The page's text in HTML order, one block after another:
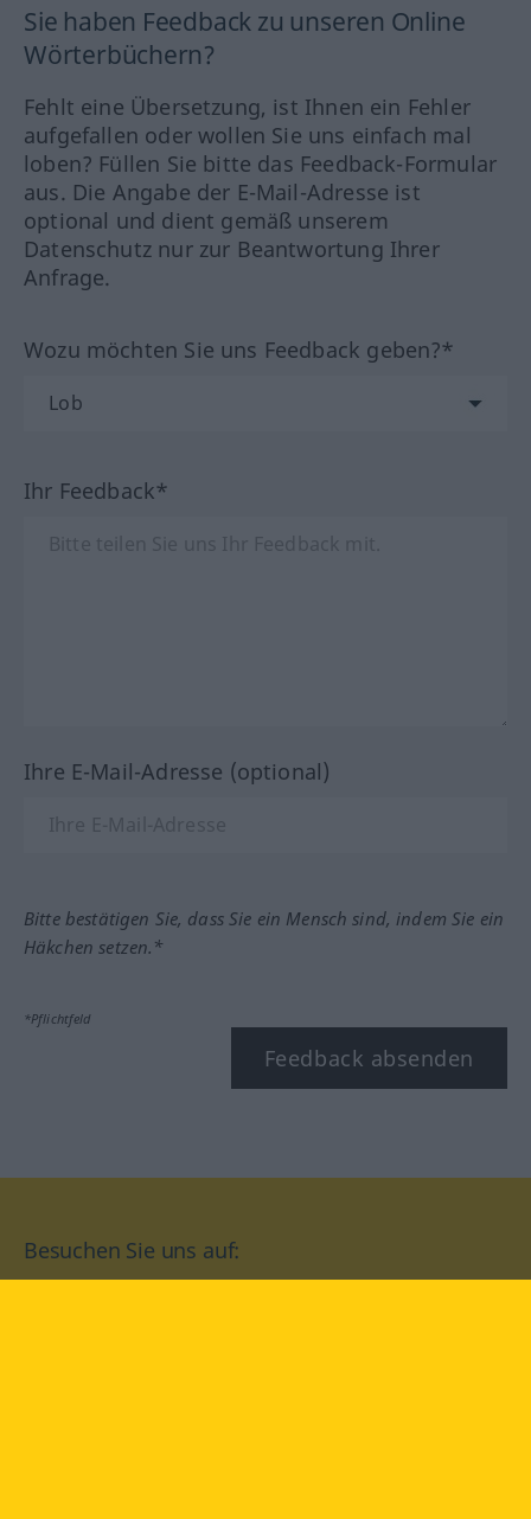
Sie haben Feedback zu unseren Online
Wörterbüchern?
Fehlt eine Übersetzung, ist Ihnen ein Fehler
aufgefallen oder wollen Sie uns einfach mal
loben? Füllen Sie bitte das Feedback-Formular
aus. Die Angabe der E-Mail-Adresse ist
optional und dient gemäß unserem
Datenschutz nur zur Beantwortung Ihrer
Anfrage.
Wozu möchten Sie uns Feedback geben?*
Ihr Feedback*
Ihre E-Mail-Adresse (optional)
Bitte bestätigen Sie, dass Sie ein Mensch sind, indem Sie ein
Häkchen setzen.*
*Pflichtfeld
Feedback absenden
Besuchen Sie uns auf: